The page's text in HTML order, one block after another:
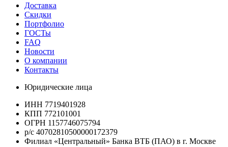
Доставка
Скидки
Портфолио
ГОСТы
FAQ
Новости
О компании
Контакты
Юридические лица
ИНН 7719401928
КПП 772101001
ОГРН 1157746075794
р/с 40702810500000172379
Филиал «Центральный» Банка ВТБ (ПАО) в г. Москве